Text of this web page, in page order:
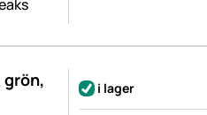
grön,
i lager